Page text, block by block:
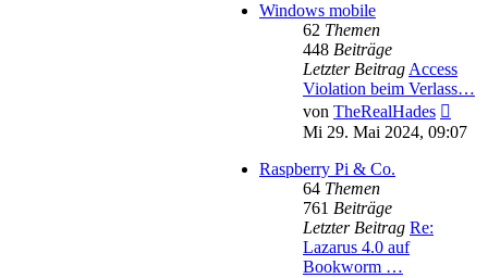
Windows mobile
62 Themen
448 Beiträge
Letzter BeitragAccess
Violation beim Verlass…
von TheRealHades
Mi 29. Mai 2024, 09:07
Raspberry Pi & Co.
64 Themen
761 Beiträge
Letzter Beitrag Re:
Lazarus 4.0 auf
Bookworm …